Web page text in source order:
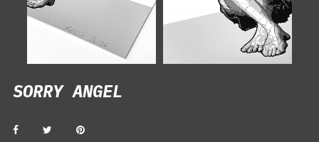
SORRY ANGEL
SORRY ANGEL